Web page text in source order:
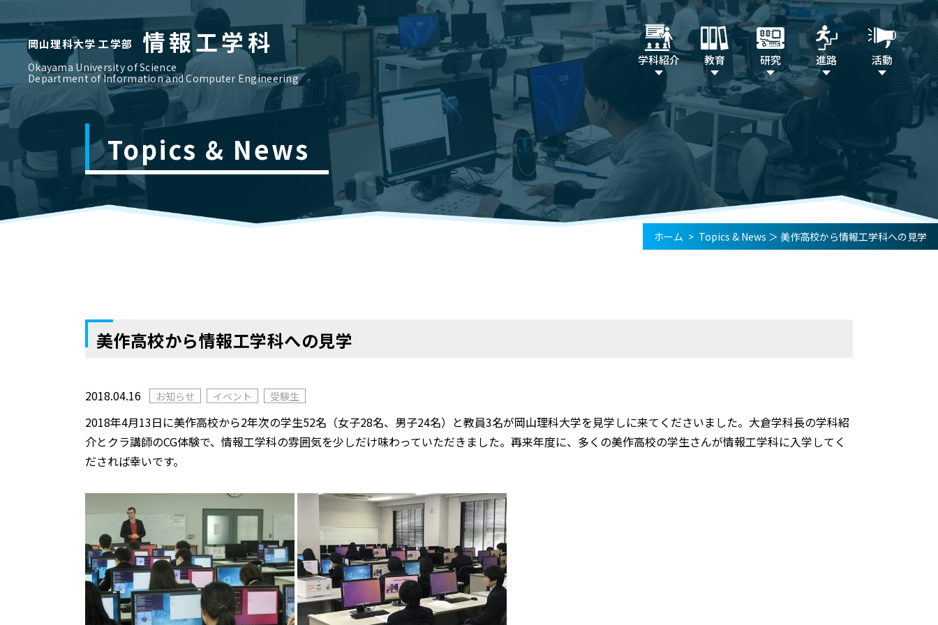
岡山理科大学 工学部 情報工学科
Okayama University of Science
Department of Information and Computer Engineering
学科紹介 教育 研究 進路 活動
Topics & News
ホーム > Topics & News ＞ 美作高校から情報工学科への見学
美作高校から情報工学科への見学
2018.04.16 お知らせ イベント 受験生
2018年4月13日に美作高校から2年次の学生52名（女子28名、男子24名）と教員3名が岡山理科大学を見学しに来てくださいました。大倉学科長の学科紹
介とクラ講師のCG体験で、 情報工学科の雰囲気を少しだけ味わっていただきました。再来年度に、多くの美作高校の学生さんが情報工学科に入学してく
だされば幸いです。